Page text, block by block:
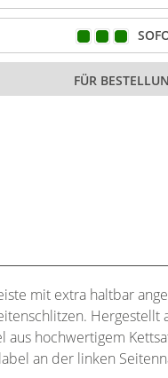
mit extra haltbar
Hergestellt
aus hochwertigem
an der linken